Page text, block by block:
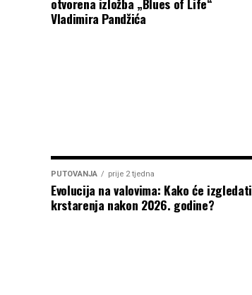
Vladimira Pandžića
PUTOVANJA prije 2 tjedna
Evolucija na valovima: Kako će izgledati
krstarenja nakon 2026. godine?